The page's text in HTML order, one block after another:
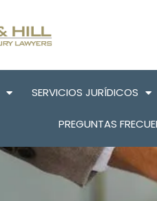
SERVICIOS JURÍDICOS
PREGUNTAS